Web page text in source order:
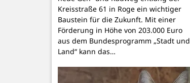
Kreisstraße 61 in Roge ein wichtiger
Baustein für die Zukunft. Mit einer
Förderung in Höhe von 203.000 Euro
aus dem Bundesprogramm „Stadt und
Land“ kann das…